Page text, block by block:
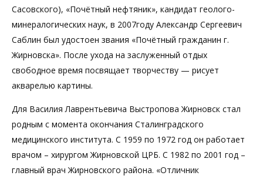
Сасовского), «Почётный нефтяник», кандидат геолого-
минералогических наук, в 2007году Александр Сергеевич
Саблин был удостоен звания «Почётный гражданин г.
Жирновска». После ухода на заслуженный отдых
свободное время посвящает творчеству — рисует
акварелью картины.
Для Василия Лаврентьевича Выстропова Жирновск стал
родным с момента окончания Сталинградского
медицинского института. С 1959 по 1972 год он работает
врачом – хирургом Жирновской ЦРБ. С 1982 по 2001 год –
главный врач Жирновского района. «Отличник